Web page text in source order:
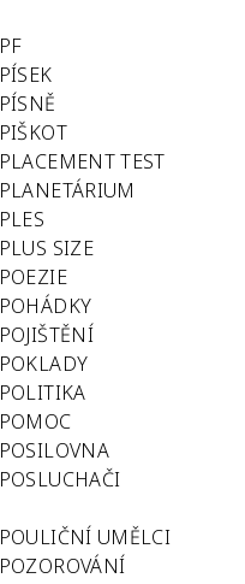
PF
PÍSEK
PÍSNĚ
PIŠKOT
PLACEMENT TEST
PLANETÁRIUM
PLES
PLUS SIZE
POEZIE
POHÁDKY
POJIŠTĚNÍ
POKLADY
POLITIKA
POMOC
POSILOVNA
POSLUCHAČI
POULIČNÍ UMĚLCI
POZOROVÁNÍ